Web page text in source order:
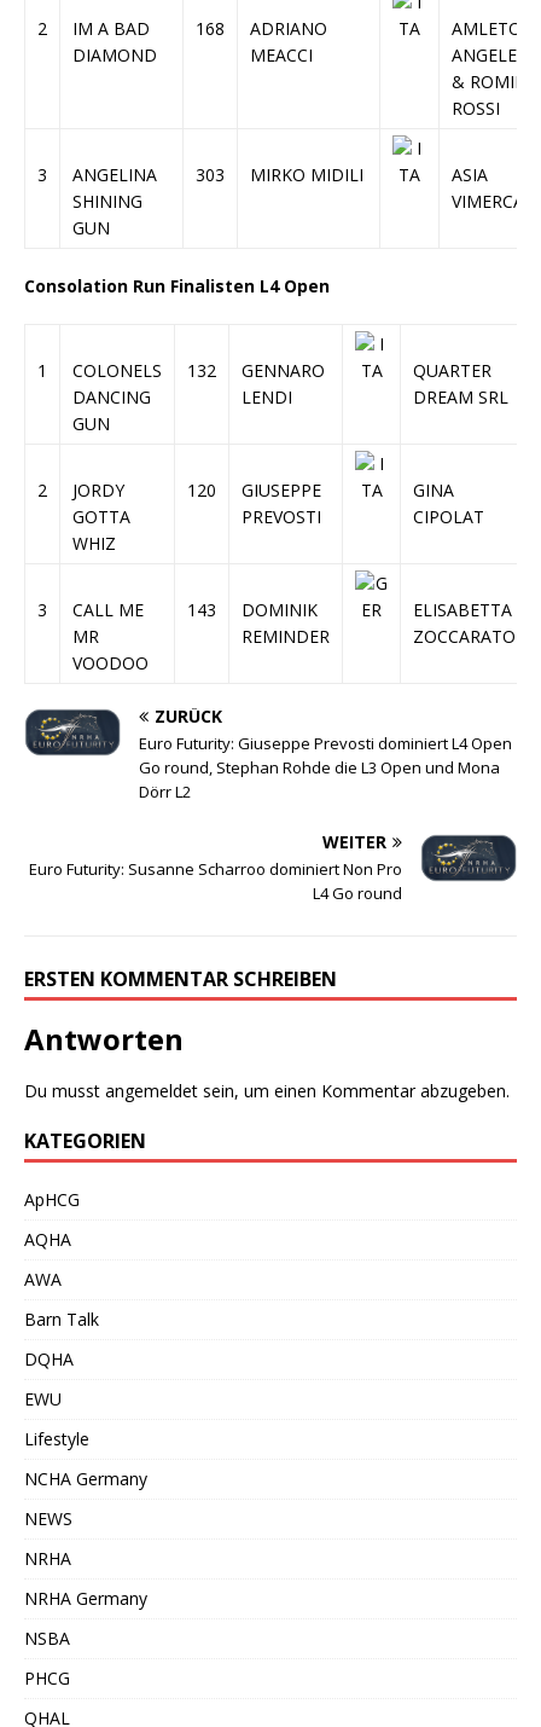
2
IM A BAD
DIAMOND
168
ADRIANO
MEACCI
AMLETO
& ROMINA
ROSSI
3
ANGELINA
SHINING
GUN
303 MIRKO MIDILI
ASIA
VIMERCATI
Consolation Run Finalisten L4 Open
1
COLONELS
DANCING
GUN
132
GENNARO
LENDI
QUARTER
DREAM SRL
2
JORDY
GOTTA
WHIZ
120
GIUSEPPE
PREVOSTI
GINA
CIPOLAT
3
CALL ME
MR
VOODOO
143
DOMINIK
REMINDER
ELISABETTA
ZOCCARATO
ZURÜCK
Euro Futurity: Giuseppe Prevosti dominiert L4 Open
Go round, Stephan Rohde die L3 Open und Mona
Dörr L2
WEITER
Euro Futurity: Susanne Scharroo dominiert Non Pro
L4 Go round
ERSTEN KOMMENTAR SCHREIBEN
Antworten
Du musst angemeldet sein, um einen Kommentar abzugeben.
KATEGORIEN
ApHCG
AQHA
AWA
Barn Talk
DQHA
EWU
Lifestyle
NCHA Germany
NEWS
NRHA
NRHA Germany
NSBA
PHCG
QHAL